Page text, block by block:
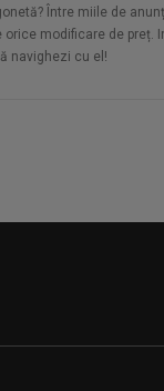
Între miile de
modificare de preț.
navighezi cu el!